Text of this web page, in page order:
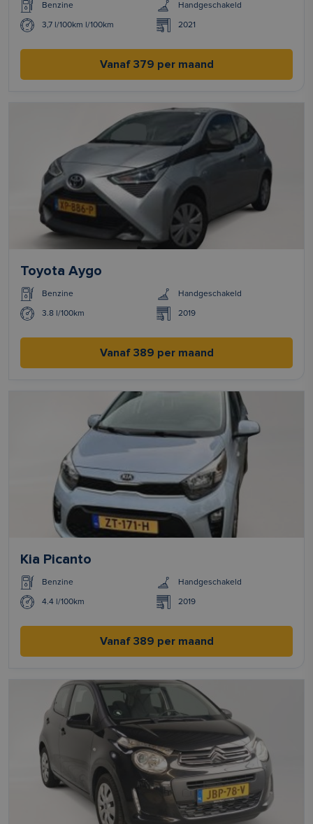
Benzine Handgeschakeld
3,7 l/100km l/100km 2021
Vanaf 379 per maand
Toyota Aygo
Benzine Handgeschakeld
3.8 l/100km 2019
Vanaf 389 per maand
Kia Picanto
Benzine Handgeschakeld
4.4 l/100km 2019
Vanaf 389 per maand